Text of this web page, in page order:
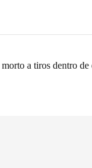
a tiros dentro de